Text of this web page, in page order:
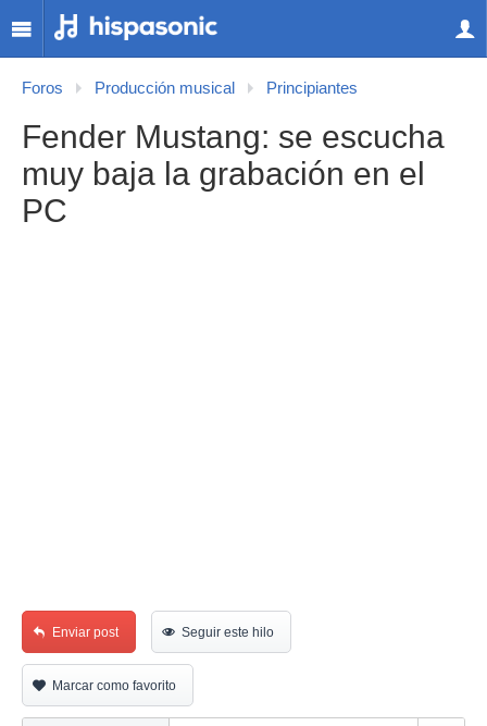
Foros Producción musical Principiantes
Fender Mustang: se escucha
muy baja la grabación en el
PC
Enviar post Seguir este hilo
Marcar como favorito